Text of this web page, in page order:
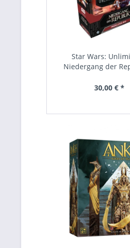
Star Wars:
Niedergang der
30,00 € *